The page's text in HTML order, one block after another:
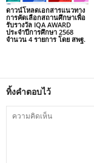
ดาวน์โหลดเอกสารแนวทาง
การคัดเลือกสถานศึกษาเพื่อ
รับรางวัล IQA AWARD
ประจำปีการศึกษา 2568
จำนวน 4 รายการ โดย สพฐ.
ทิ้งคำตอบไว้